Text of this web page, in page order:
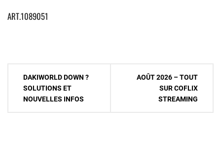
ART.1089051
Navigation
l’article
DAKIWORLD DOWN ?
SOLUTIONS ET
NOUVELLES INFOS
AOÛT 2026 – TOUT
SUR COFLIX
STREAMING